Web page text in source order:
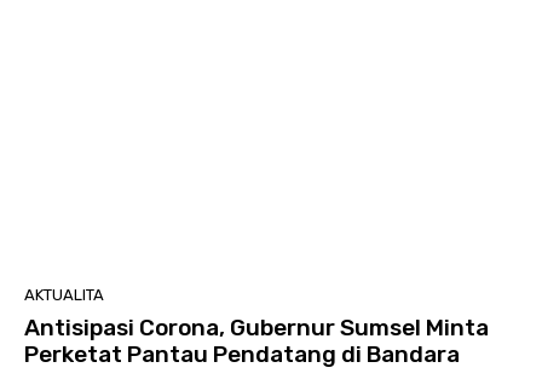
AKTUALITA
Antisipasi Corona, Gubernur Sumsel Minta
Perketat Pantau Pendatang di Bandara